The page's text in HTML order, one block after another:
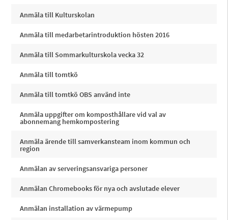
Anmäla till Kulturskolan
Anmäla till medarbetarintroduktion hösten 2016
Anmäla till Sommarkulturskola vecka 32
Anmäla till tomtkö
Anmäla till tomtkö OBS använd inte
Anmäla uppgifter om komposthållare vid val av
abonnemang hemkompostering
Anmäla ärende till samverkansteam inom kommun och
region
Anmälan av serveringsansvariga personer
Anmälan Chromebooks för nya och avslutade elever
Anmälan installation av värmepump